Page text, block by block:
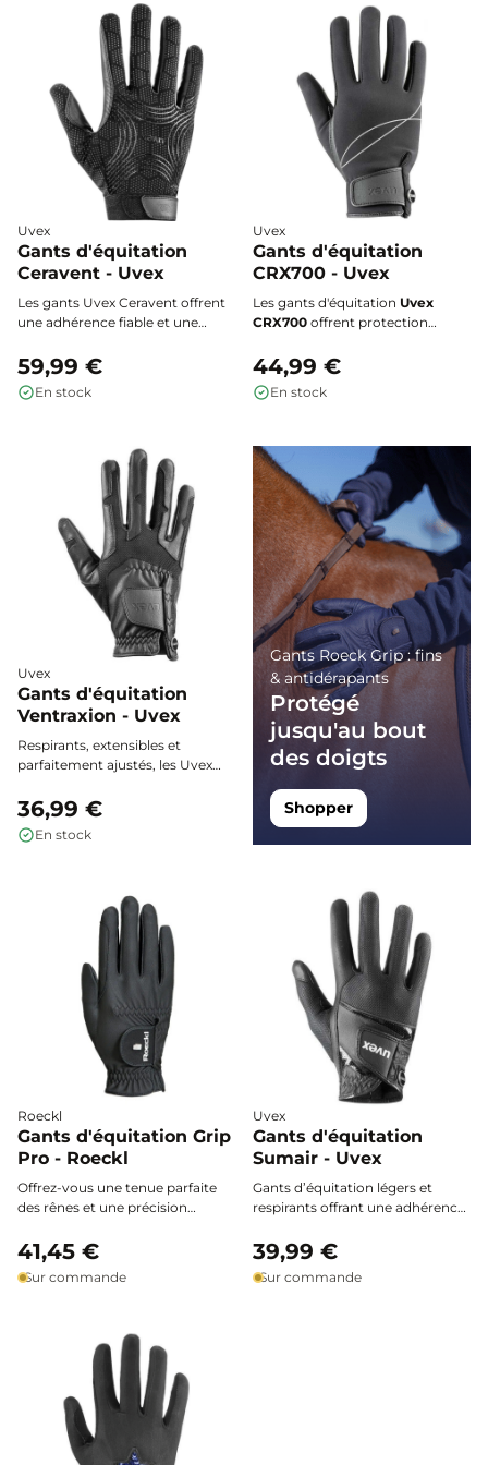
quotidien, même sur écran
Uvex
Gants d'équitation
Ceravent - Uvex
Les gants Uvex Ceravent offrent
une adhérence fiable et une
confort optimal toute l'année.
Leur matière stretch assure
précision et liberté de
59,99 €
En stock
Uvex
Gants d'équitation
CRX700 - Uvex
Les gants d'équitation Uvex
CRX700 offrent protection
tout en restant respirants. Leur
paume antidérapante et leur
tissu stretch garantissent
44,99 €
En stock
Uvex
Gants d'équitation
Ventraxion - Uvex
Respirants, extensibles et
parfaitement ajustés, les Uvex
adhérence fiable et un confort
durable lors de toutes vos
séances.
36,99 €
En stock
Gants Roeck Grip : fins
& antidérapants
Protégé
jusqu'au bout
des doigts
Shopper
Roeckl
Gants d'équitation Grip
Pro - Roeckl
Offrez-vous une tenue parfaite
des rênes et une précision
Grip Pro Roeckl allient élégance,
adhérence exceptionnelle et
confort ultime pour
soit la discipline.
41,45 €
Sur commande
Uvex
Gants d'équitation
Sumair - Uvex
Gants d’équitation légers et
respirants offrant une adhérence
optimal et une ventilation
efficace pour un contrôle précis
des rênes, même par temps
39,99 €
Sur commande